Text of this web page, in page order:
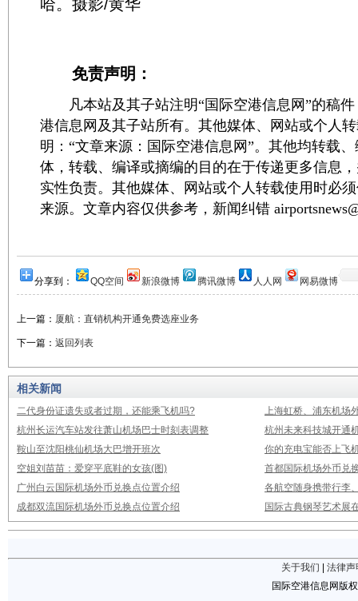
哈。摄影/黄华
免责声明：
凡本站及其子站注明“国际空港信息网”的稿件
港信息网及其子站所有。其他媒体、网站或个人
明：“文章来源：国际空港信息网”。其他均转载
体，转载、编译或摘编的目的在于传递更多信息
实性负责。其他媒体、网站或个人转载使用时必
来源。文章内容仅供参考，新闻纠错
分享到： QQ空间 新浪微博 腾讯微博 人人网 网易微博
上一篇： 厦航：直销机构开通免费选座业务
下一篇： 返回列表
相关新闻
二代身份证遗失或者过期，还能乘飞机吗?
上海虹桥、浦东机场
杭州长运汽车站发往萧山机场巴士时刻表调整
杭州未来科技城开通
鞍山至沈阳桃仙机场大巴增开班次
你的充电宝能否上飞
空姐刘苗苗：爱穿平底鞋的女孩(图)
首都国际机场外币兑
广州白云国际机场外币兑换点位置介绍
各航空随身携带行李
成都双流国际机场外币兑换点位置介绍
国际古典钢琴艺术展
关于我们
法律声
国际空港信息网版